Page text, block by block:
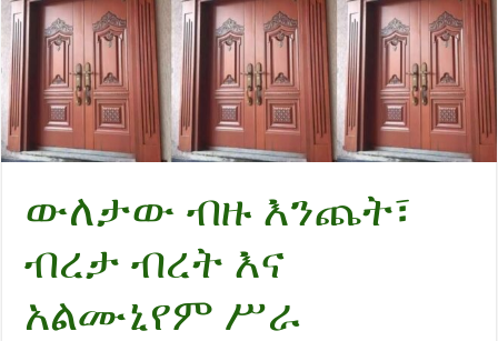
ውለታው ብዙ እንጨት፣
ብረታ ብረት እና
አልሙኒየም ሥራ